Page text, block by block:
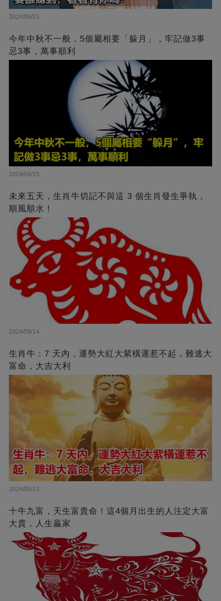
2024/09/15
今年中秋不一般，5個屬相要「躲月」，牢記做3事
忌3事，萬事順利
2024/09/15
未來五天，生肖牛切記不與這 3 個生肖發生爭執，
順風順水！
2024/09/14
生肖牛：7 天內，運勢大紅大紫橫運惹不起，難逃大
富命，大吉大利
2024/09/13
十牛九富，天生富貴命！這4個月出生的人注定大富
大貴，人生贏家